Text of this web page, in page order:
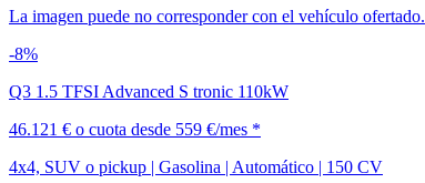
La imagen puede no corresponder con el vehículo ofertado.
-8%
Q3 1.5 TFSI Advanced S tronic 110kW
46.121 € o cuota desde 559 €/mes *
4x4, SUV o pickup | Gasolina | Automático | 150 CV